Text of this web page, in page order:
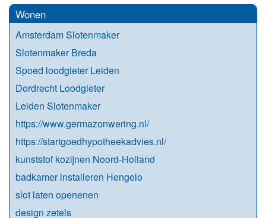
Wonen
Amsterdam Slotenmaker
Slotenmaker Breda
Spoed loodgieter Leiden
Dordrecht Loodgieter
Leiden Slotenmaker
https://www.germazonwering.nl/
https://startgoedhypotheekadvies.nl/
kunststof kozijnen Noord-Holland
badkamer installeren Hengelo
slot laten openenen
design zetels